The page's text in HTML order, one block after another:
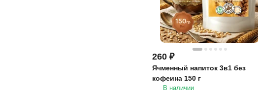
260 ₽
Ячменный напиток 3в1 без
кофеина 150 г
В наличии